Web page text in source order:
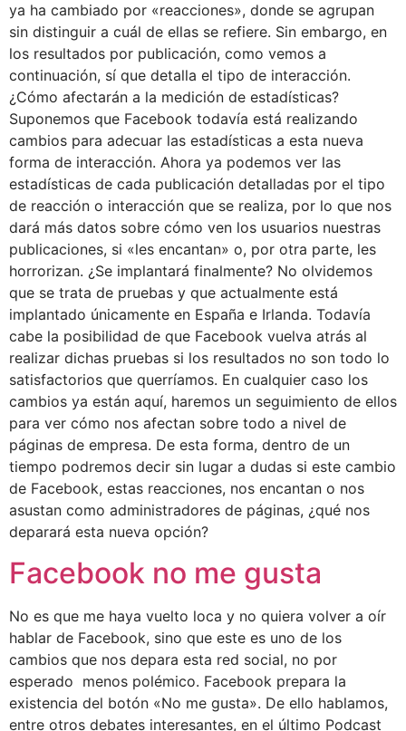
ya ha cambiado por «reacciones», donde se agrupan
sin distinguir a cuál de ellas se refiere. Sin embargo, en
los resultados por publicación, como vemos a
continuación, sí que detalla el tipo de interacción.
¿Cómo afectarán a la medición de estadísticas?
Suponemos que Facebook todavía está realizando
cambios para adecuar las estadísticas a esta nueva
forma de interacción. Ahora ya podemos ver las
estadísticas de cada publicación detalladas por el tipo
de reacción o interacción que se realiza, por lo que nos
dará más datos sobre cómo ven los usuarios nuestras
publicaciones, si «les encantan» o, por otra parte, les
horrorizan. ¿Se implantará finalmente? No olvidemos
que se trata de pruebas y que actualmente está
implantado únicamente en España e Irlanda. Todavía
cabe la posibilidad de que Facebook vuelva atrás al
realizar dichas pruebas si los resultados no son todo lo
satisfactorios que querríamos. En cualquier caso los
cambios ya están aquí, haremos un seguimiento de ellos
para ver cómo nos afectan sobre todo a nivel de
páginas de empresa. De esta forma, dentro de un
tiempo podremos decir sin lugar a dudas si este cambio
de Facebook, estas reacciones, nos encantan o nos
asustan como administradores de páginas, ¿qué nos
deparará esta nueva opción?
Facebook no me gusta
No es que me haya vuelto loca y no quiera volver a oír
hablar de Facebook, sino que este es uno de los
cambios que nos depara esta red social, no por
esperado menos polémico. Facebook prepara la
existencia del botón «No me gusta». De ello hablamos,
entre otros debates interesantes, en el último Podcast